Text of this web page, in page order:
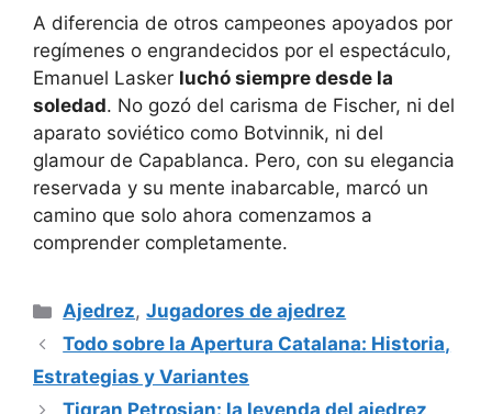
A diferencia de otros campeones apoyados por
regímenes o engrandecidos por el espectáculo,
Emanuel Lasker luchó siempre desde la
soledad. No gozó del carisma de Fischer, ni del
aparato soviético como Botvinnik, ni del
glamour de Capablanca. Pero, con su elegancia
reservada y su mente inabarcable, marcó un
camino que solo ahora comenzamos a
comprender completamente.
Categorías
Ajedrez,Jugadores de ajedrez
Todo sobre la Apertura Catalana: Historia,
Estrategias y Variantes